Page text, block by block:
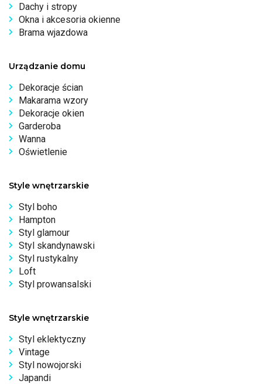
Dachy i stropy
Okna i akcesoria okienne
Brama wjazdowa
Urządzanie domu
Dekoracje ścian
Makarama wzory
Dekoracje okien
Garderoba
Wanna
Oświetlenie
Style wnętrzarskie
Styl boho
Hampton
Styl glamour
Styl skandynawski
Styl rustykalny
Loft
Styl prowansalski
Style wnętrzarskie
Styl eklektyczny
Vintage
Styl nowojorski
Japandi